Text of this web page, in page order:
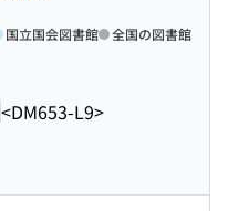
<DM653-L9>
国立国会図書館 全国の図書館